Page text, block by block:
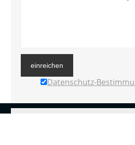
einreichen
Datenschutz-